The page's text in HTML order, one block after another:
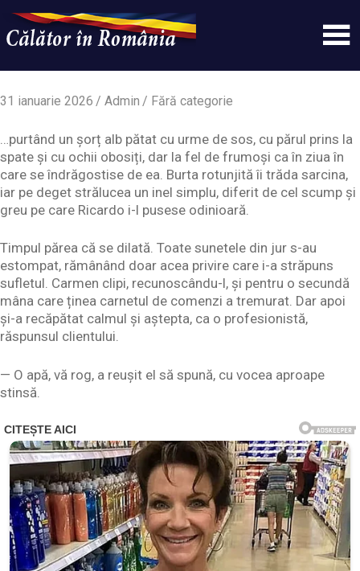
content
Calatorinromania
simplu
WordPress
31 ianuarie 2026 Admin Fără categorie
…purtând un șorț alb pătat cu urme de sos, cu părul prins la
spate și cu ochii obosiți, dar la fel de frumoși ca în ziua în
care se îndrăgostise de ea. Burta rotunjită îi trăda sarcina,
iar pe deget strălucea un inel simplu, diferit de cel scump și
greu pe care Ricardo i-l pusese odinioară.
Timpul părea că se dilată. Toate sunetele din jur s-au
estompat, rămânând doar acea privire care i-a străpuns
sufletul. Carmen clipi, recunoscându-l, și pentru o secundă
mâna care ținea carnetul de comenzi a tremurat. Dar apoi
și-a recăpătat calmul și aștepta, ca o profesionistă,
răspunsul clientului.
— O apă, vă rog, a reușit el să spună, cu vocea aproape
stinsă.